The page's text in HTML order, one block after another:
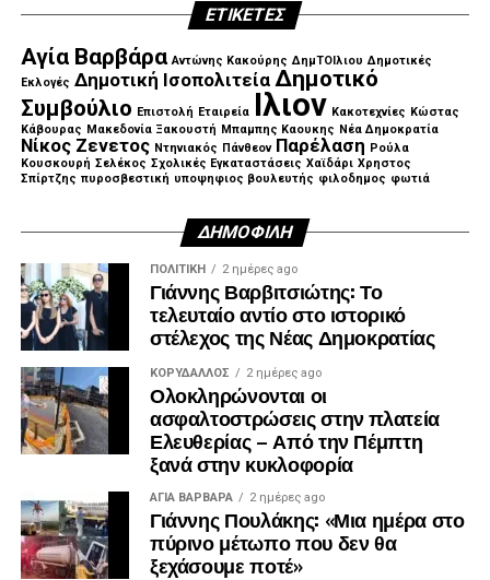
ΕΤΙΚΈΤΕΣ
Αγία Βαρβάρα Αντώνης Κακούρης ΔημΤΟΙλιου Δημοτικές
Εκλογές Δημοτική Ισοπολιτεία Δημοτικό
Συμβούλιο Επιστολή Εταιρεία Ιλιον Κακοτεχνίες Κώστας
Κάβουρας Μακεδονία Ξακουστή Μπαμπης Καουκης Νέα Δημοκρατία
Νίκος Ζενετος Ντηνιακός Πάνθεον Παρέλαση Ρούλα
Κουσκουρή Σελέκος Σχολικές Εγκαταστάσεις Χαϊδάρι Χρηστος
Σπίρτζης πυροσβεστική υποψηφιος βουλευτής φιλοδημος φωτιά
ΔΗΜΟΦΙΛΉ
ΠΟΛΙΤΙΚΉ 2 ημέρες ago
Γιάννης Βαρβιτσιώτης: Το
τελευταίο αντίο στο ιστορικό
στέλεχος της Νέας Δημοκρατίας
ΚΟΡΥΔΑΛΛΟΣ 2 ημέρες ago
Ολοκληρώνονται οι
ασφαλτοστρώσεις στην πλατεία
Ελευθερίας – Από την Πέμπτη
ξανά στην κυκλοφορία
ΑΓΙΑ ΒΑΡΒΑΡΑ 2 ημέρες ago
Γιάννης Πουλάκης: «Μια ημέρα στο
πύρινο μέτωπο που δεν θα
ξεχάσουμε ποτέ»